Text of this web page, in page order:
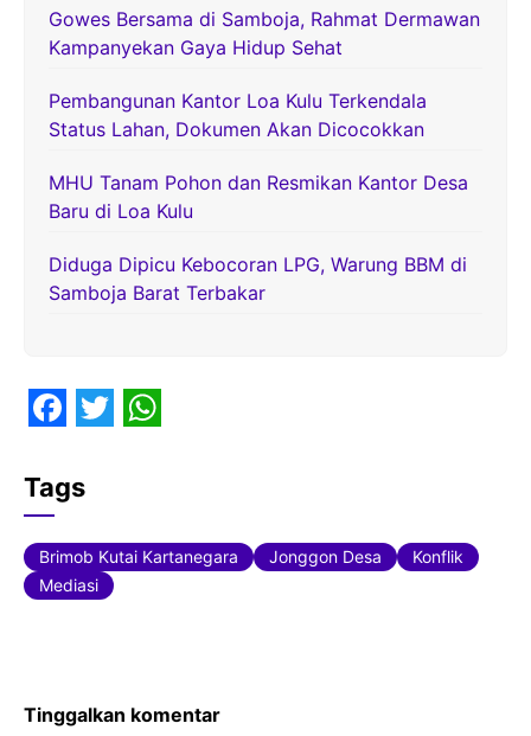
Gowes Bersama di Samboja, Rahmat Dermawan
Kampanyekan Gaya Hidup Sehat
Pembangunan Kantor Loa Kulu Terkendala
Status Lahan, Dokumen Akan Dicocokkan
MHU Tanam Pohon dan Resmikan Kantor Desa
Baru di Loa Kulu
Diduga Dipicu Kebocoran LPG, Warung BBM di
Samboja Barat Terbakar
a
c
e
b
k
w
t
t
t
p
Tags
Brimob Kutai Kartanegara Jonggon Desa
Konflik
Mediasi
Tinggalkan komentar